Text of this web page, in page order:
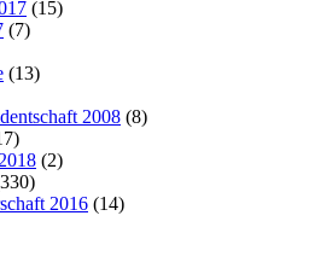
(15)
(7)
(13)
2008 (8)
(2)
2016 (14)